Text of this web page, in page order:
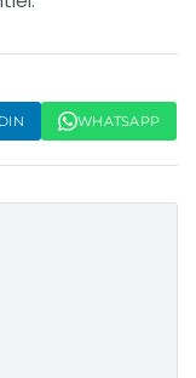
WHATSAPP